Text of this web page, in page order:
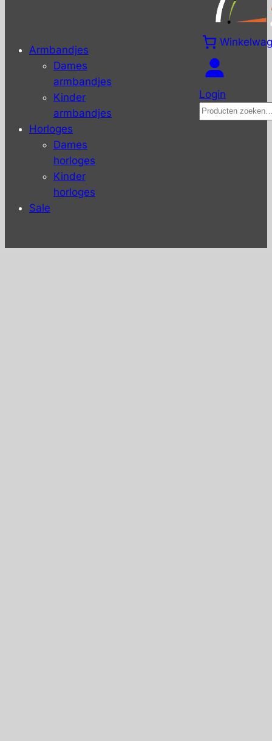
Armbandjes
Dames
armbandjes
Kinder
armbandjes
Horloges
Dames
horloges
Kinder
horloges
Sale
Login
Zoeken